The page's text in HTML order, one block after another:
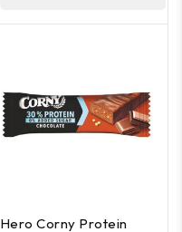
Hero Corny Protein